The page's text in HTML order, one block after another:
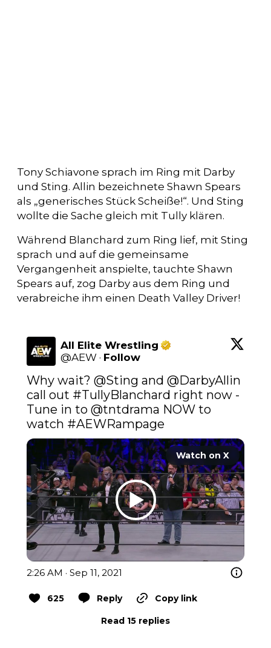
Tony Schiavone sprach im Ring mit Darby
und Sting. Allin bezeichnete Shawn Spears
als „generisches Stück Scheiße!“. Und Sting
wollte die Sache gleich mit Tully klären.
Während Blanchard zum Ring lief, mit Sting
sprach und auf die gemeinsame
Vergangenheit anspielte, tauchte Shawn
Spears auf, zog Darby aus dem Ring und
verabreiche ihm einen Death Valley Driver!
All Elite Wrestling
@AEW · Follow
Why wait? @Sting and @DarbyAllin
call out #TullyBlanchard right now -
Tune in to @tntdrama NOW to
watch #AEWRampage
Watch on X
2:26 AM · Sep 11, 2021
625 Reply Copy link
Read 15 replies